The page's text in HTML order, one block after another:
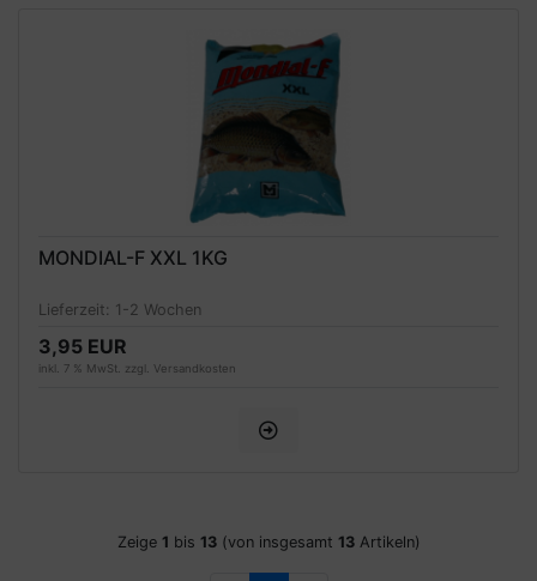
MONDIAL-F XXL 1KG
Lieferzeit: 1-2 Wochen
3,95 EUR
inkl. 7 % MwSt. zzgl. Versandkosten
Zeige 1 bis 13(von insgesamt 13Artikeln)